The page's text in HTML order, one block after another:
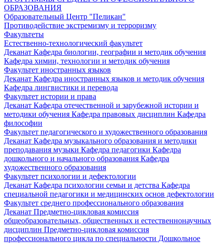
ОБРАЗОВАНИЯ
Образовательный Центр "Пеликан"
Противодействие экстремизму и терроризму
Факультеты
Естественно-технологический факультет
Деканат Кафедра биологии, географии и методик обучения
Кафедра химии, технологии и методик обучения
Факультет иностранных языков
Деканат Кафедра иностранных языков и методик обучения
Кафедра лингвистики и перевода
Факультет истории и права
Деканат Кафедра отечественной и зарубежной истории и
методики обучения Кафедра правовых дисциплин Кафедра
философии
Факультет педагогического и художественного образования
Деканат Кафедра музыкального образования и методики
преподавания музыки Кафедра педагогики Кафедра
дошкольного и начального образования Кафедра
художественного образования
Факультет психологии и дефектологии
Деканат Кафедра психологии семьи и детства Кафедра
специальной педагогики и медицинских основ дефектологии
Факультет среднего профессионального образования
Деканат Предметно-цикловая комиссия
общеобразовательных, общественных и естественнонаучных
дисциплин Предметно-цикловая комиссия
профессионального цикла по специальности Дошкольное